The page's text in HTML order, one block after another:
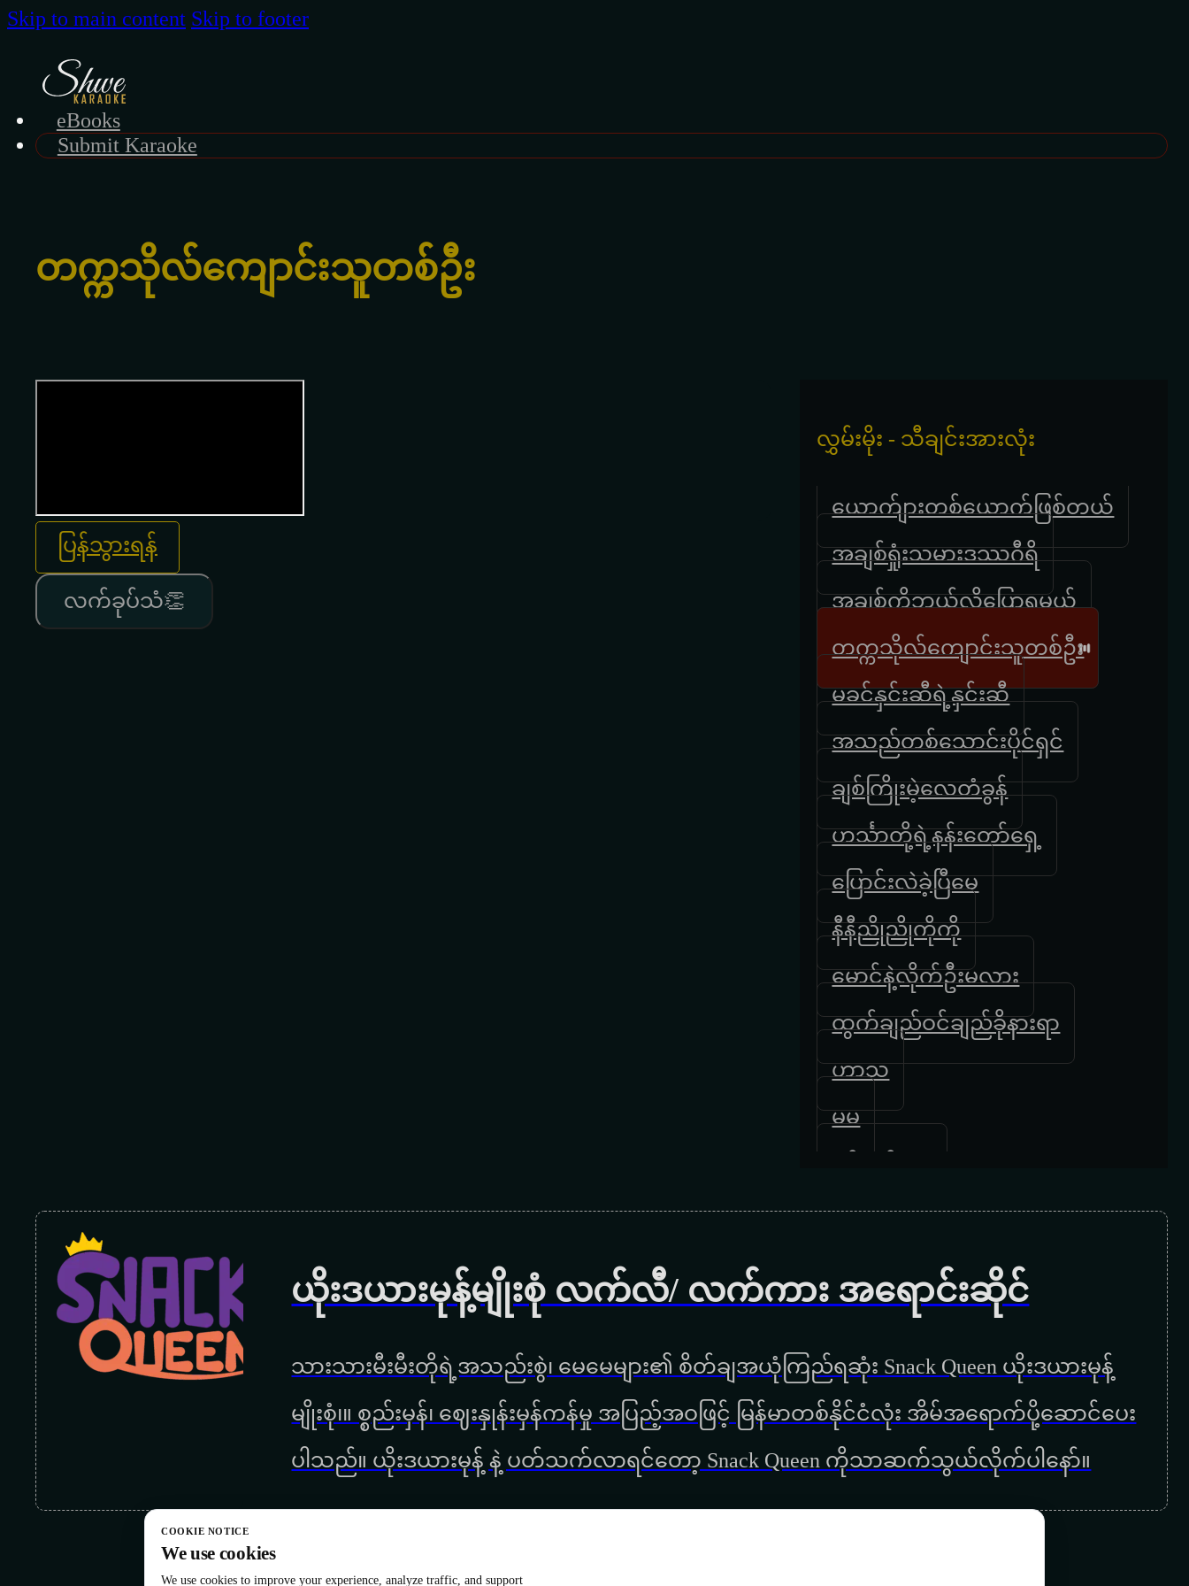
Skip to main content Skip to footer
eBooks
Submit Karaoke
တက္ကသိုလ်ကျောင်းသူတစ်ဦး
ပြန်သွားရန်
လက်ခုပ်သံ👏
လွှမ်းမိုး - သီချင်းအားလုံး
ယောက်ျားတစ်ယောက်ဖြစ်တယ်
အချစ်ရှုံးသမားဒဿဂီရိ
အချစ်ကိုဘယ်လိုပြောရမယ်
တက္ကသိုလ်ကျောင်းသူတစ်ဦး
မခင်နှင်းဆီရဲ့နှင်းဆီ
အသည်တစ်သောင်းပိုင်ရှင်
ချစ်ကြိုးမဲ့လေတံခွန်
ဟင်္သာတို့ရဲ့နန်းတော်ရှေ့
ပြောင်းလဲခဲ့ပြီ‌မေ
နီနီညိုညိုကိုကို
မောင်နဲ့လိုက်ဦးမလား
ထွက်ချည်ဝင်ချည်ခိုနားရာ
ဟာသ
မမ
ရပ်ကွက်ထဲမှာ ဒီလိုပဲ
ယုံရခက်ခက်
မအေးကိုချစ်လို့ပါ
အဖေ
ကိုပေါ
ယိုးဒယားမုန့်မျိုးစုံ လက်လီ/ လက်ကား အရောင်းဆိုင်
သားသားမီးမီးတိုရဲ့အသည်းစွဲ၊ မေမေများ၏ စိတ်ချအယုံကြည်ရဆုံး Snack Queen ယိုးဒယားမုန့်
မျိုးစုံ၊။ စ္စည်းမှန်၊ ‌ဈေးနှုန်းမှန်ကန်မှု အပြည့်အဝဖြင့် မြန်မာတစ်နိုင်ငံလုံး အိမ်အရောက်ပို့ဆောင်ပေး
ပါသည်။ ယိုးဒယားမုန့် နဲ့ ပတ်သက်လာရင်တော့ Snack Queen ကိုသာဆက်သွယ်လိုက်ပါနော်။
COOKIE NOTICE
We use cookies
We use cookies to improve your experience, analyze traffic, and support